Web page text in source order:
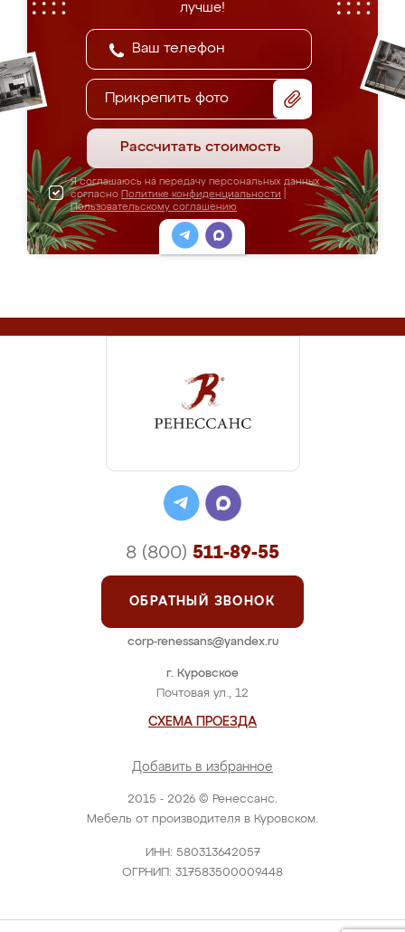
лучше!
Прикрепить фото
Рассчитать стоимость
Я соглашаюсь на передачу персональных данных
согласно Политике конфиденциальности
Пользовательскому соглашению
2015 - 2026 © Ренессанс.
Мебель от производителя в Куровском.
ИНН: 580313642057
ОГРНИП: 317583500009448
г. Куровское
Почтовая ул., 12
СХЕМА ПРОЕЗДА
Добавить в избранное
8 (800) 511-89-55
ОБРАТНЫЙ ЗВОНОК
corp-renessans@yandex.ru